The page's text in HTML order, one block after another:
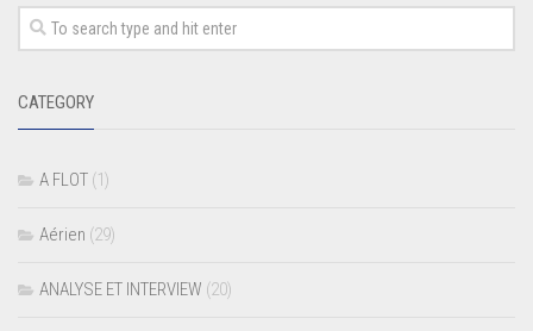
CATEGORY
A FLOT (1)
Aérien (29)
ANALYSE ET INTERVIEW (20)